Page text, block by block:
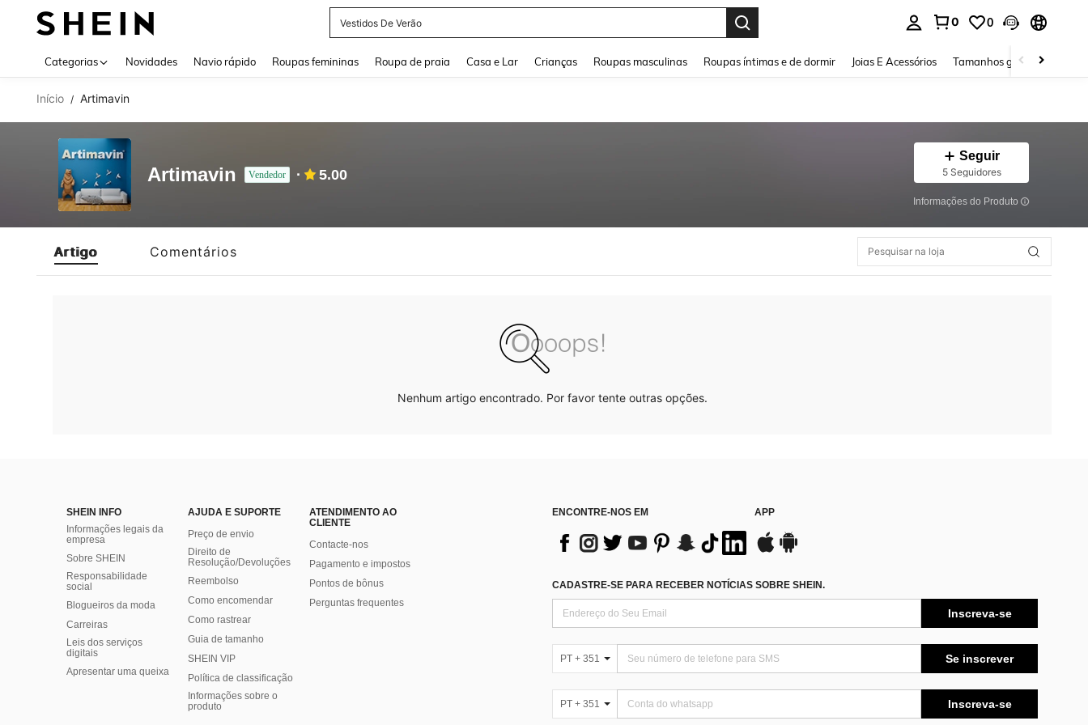
Vestidos De Verão
0 0
Categorias Novidades Navio rápido Roupas femininas Roupa de praia Casa e Lar Crianças Roupas masculinas Roupas íntimas e de dormir Joias E Acessórios Tamanhos grandes
Início / Artimavin
Artimavin Vendedor 5.00
Seguir
5 Seguidores
Informações do Produto
Artigo Comentários
Nenhum artigo encontrado. Por favor tente outras opções.
SHEIN INFO
Informações legais da
empresa
Sobre SHEIN
Responsabilidade
social
Blogueiros da moda
Carreiras
Leis dos serviços
digitais
Apresentar uma queixa
AJUDA E SUPORTE
Preço de envio
Direito de
Resolução/Devoluções
Reembolso
Como encomendar
Como rastrear
Guia de tamanho
SHEIN VIP
Política de classificação
​Informações sobre o
produto
ATENDIMENTO AO
CLIENTE
Contacte-nos
Pagamento e impostos
Pontos de bônus
Perguntas frequentes
ENCONTRE-NOS EM APP
CADASTRE-SE PARA RECEBER NOTÍCIAS SOBRE SHEIN.
Inscreva-se
PT + 351 Se inscrever
PT + 351 Inscreva-se